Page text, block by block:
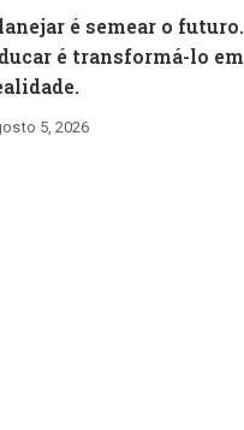
é semear o futuro.
é transformá-lo em
5, 2026